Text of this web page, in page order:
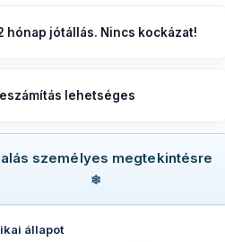
hónap jótállás. Nincs kockázat!
lehetséges
személyes megtekintésre
állapot